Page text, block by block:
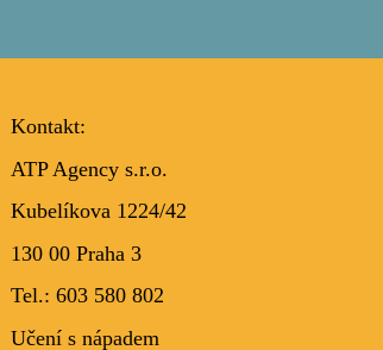
Kontakt:
ATP Agency s.r.o.
Kubelíkova 1224/42
130 00 Praha 3
Tel.: 603 580 802
Učení s nápadem